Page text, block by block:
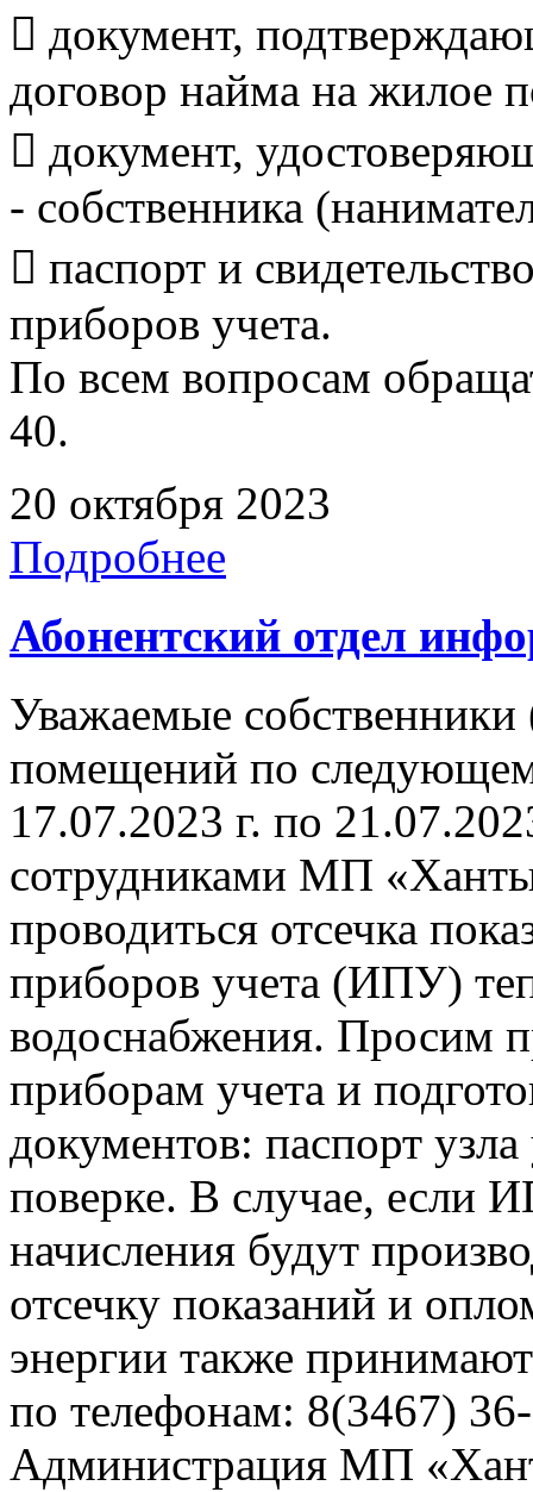
 документ,
договор найма на жилое
 документ,
- собственника
 паспорт и
приборов учета.
По всем вопросам
40.
20 октября 2023
Подробнее
Абонентский отдел
Уважаемые
помещений по
17.07.2023 г. по
сотрудниками МП
проводиться отсечка
приборов учета (ИПУ)
водоснабжения. Просим
приборам учета и
документов: паспорт узла
поверке. В случае, если
начисления будут
отсечку показаний и
энергии также
по телефонам: 8(3467)
Администрация МП